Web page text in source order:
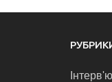
Інтерв'ю